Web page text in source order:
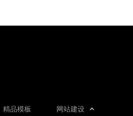
网站建设
精品模板